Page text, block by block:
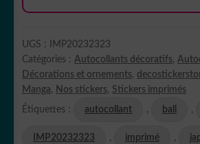
UGS :
IMP20232323
Catégories : Autocollants décoratifs,
Décorations et ornements,
Manga, Nos stickers, Stickers imprimés
Étiquettes : autocollant , ball ,
IMP20232323 , imprimé ,